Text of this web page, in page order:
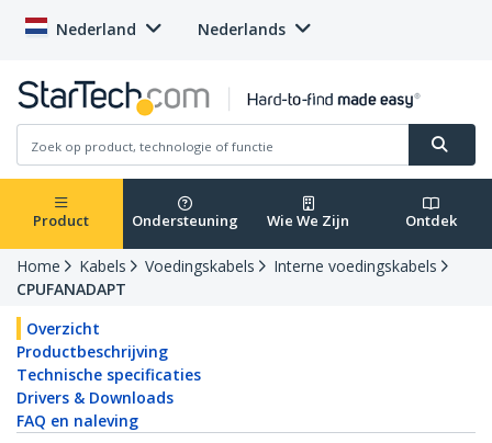
Nederland Nederlands
Product Ondersteuning Wie We Zijn Ontdek
Home Kabels Voedingskabels
Interne voedingskabels
CPUFANADAPT
Overzicht
Productbeschrijving
Technische specificaties
Drivers & Downloads
FAQ en naleving